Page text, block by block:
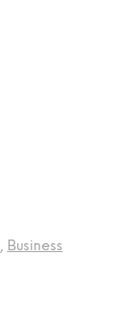
, Business